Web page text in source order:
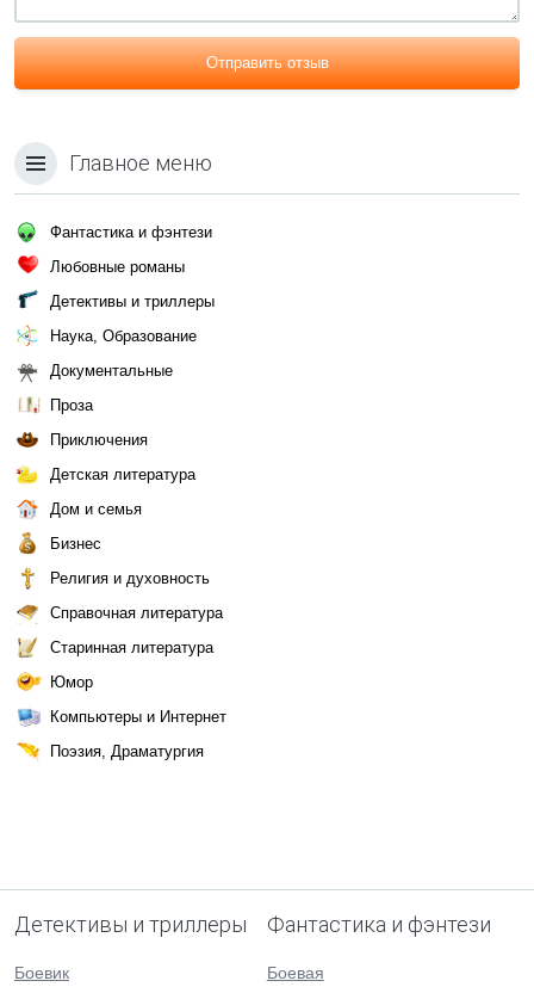
Отправить отзыв
Главное меню
Фантастика и фэнтези
Любовные романы
Детективы и триллеры
Наука, Образование
Документальные
Проза
Приключения
Детская литература
Дом и семья
Бизнес
Религия и духовность
Справочная литература
Старинная литература
Юмор
Компьютеры и Интернет
Поэзия, Драматургия
Детективы и триллеры
Боевик
Фантастика и фэнтези
Боевая